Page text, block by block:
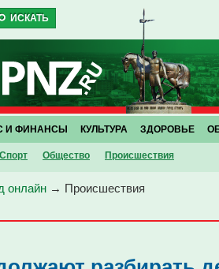
Спорт Общество Проиcшествия
И ФИНАНСЫ КУЛЬТУРА ЗДОРОВЬЕ
онлайн → Проиcшествия